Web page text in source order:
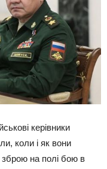
керівники
коли і як вони
зброю на полі бою в